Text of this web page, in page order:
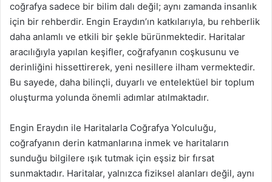
coğrafya sadece bir bilim dalı değil; aynı zamanda insanlık
için bir rehberdir. Engin Eraydın’ın katkılarıyla, bu rehberlik
daha anlamlı ve etkili bir şekle bürünmektedir. Haritalar
aracılığıyla yapılan keşifler, coğrafyanın coşkusunu ve
derinliğini hissettirerek, yeni nesillere ilham vermektedir.
Bu sayede, daha bilinçli, duyarlı ve entelektüel bir toplum
oluşturma yolunda önemli adımlar atılmaktadır.
Engin Eraydın ile Haritalarla Coğrafya Yolculuğu,
coğrafyanın derin katmanlarına inmek ve haritaların
sunduğu bilgilere ışık tutmak için eşsiz bir fırsat
sunmaktadır. Haritalar, yalnızca fiziksel alanları değil, aynı